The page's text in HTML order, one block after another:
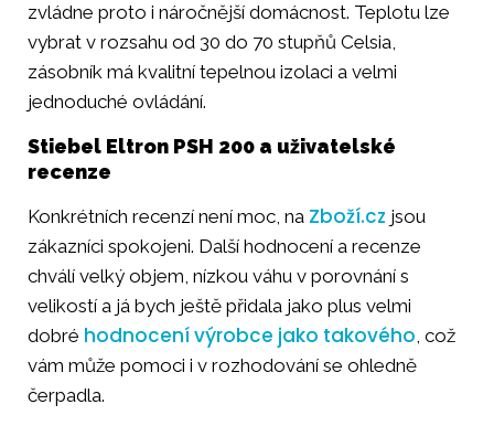
zvládne proto i náročnější domácnost. Teplotu lze
vybrat v rozsahu od 30 do 70 stupňů Celsia,
zásobník má kvalitní tepelnou izolaci a velmi
jednoduché ovládání.
Stiebel Eltron PSH 200 a uživatelské
recenze
Konkrétních recenzí není moc, na Zboží.cz jsou
zákazníci spokojeni. Další hodnocení a recenze
chválí velký objem, nízkou váhu v porovnání s
velikostí a já bych ještě přidala jako plus velmi
dobré hodnocení výrobce jako takového , což
vám může pomoci i v rozhodování se ohledně
čerpadla.